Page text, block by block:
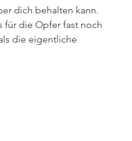
dich behalten kann.
für die Opfer fast noch
die eigentliche